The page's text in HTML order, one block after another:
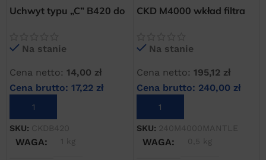
Uchwyt typu „C” B420 do
Na stanie
Cena netto: 14,00 zł
Cena brutto: 17,22 zł
DODAJ DO KOSZYKA
SKU: CKDB420
WAGA 1 kg
CKD M4000 wkład filtra
Na stanie
Cena netto: 195,12 zł
Cena brutto: 240,00 zł
DODAJ DO KOSZYKA
SKU: 240M4000MANTLE
WAGA 0,5 kg